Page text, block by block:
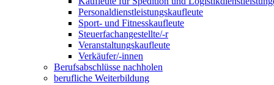
Personaldienstleistungskaufleute
Sport- und Fitnesskaufleute
Steuerfachangestellte/-r
Veranstaltungskaufleute
Verkäufer/-innen
Berufsabschlüsse nachholen
berufliche Weiterbildung